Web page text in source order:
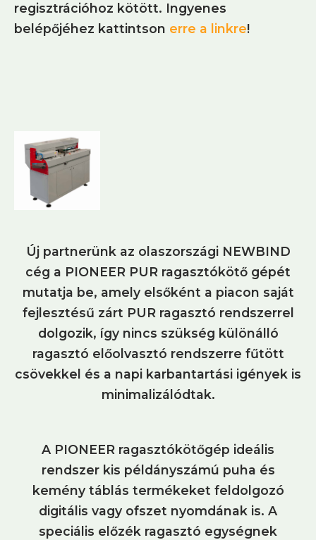
regisztrációhoz kötött. Ingyenes
belépőjéhez kattintson erre a linkre!
Új partnerünk az olaszországi NEWBIND
cég a PIONEER PUR ragasztókötő gépét
mutatja be, amely elsőként a piacon saját
fejlesztésű zárt PUR ragasztó rendszerrel
dolgozik, így nincs szükség különálló
ragasztó előolvasztó rendszerre fűtött
csövekkel és a napi karbantartási igények is
minimalizálódtak.
A PIONEER ragasztókötőgép ideális
rendszer kis példányszámú puha és
kemény táblás termékeket feldolgozó
digitális vagy ofszet nyomdának is. A
speciális előzék ragasztó egységnek